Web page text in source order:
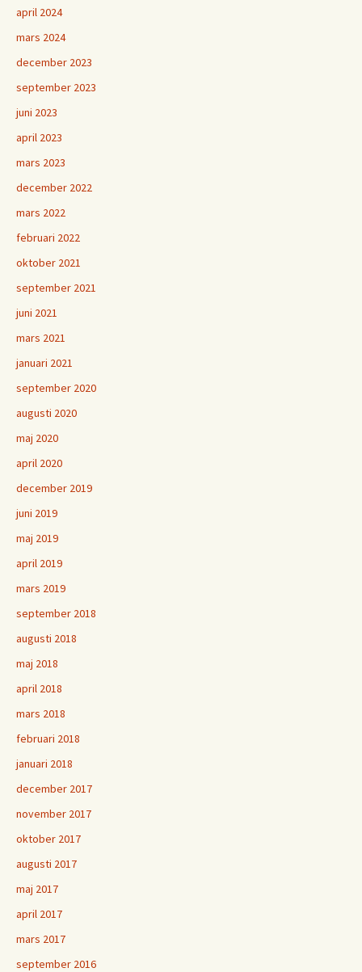
april 2024
mars 2024
december 2023
september 2023
juni 2023
april 2023
mars 2023
december 2022
mars 2022
februari 2022
oktober 2021
september 2021
juni 2021
mars 2021
januari 2021
september 2020
augusti 2020
maj 2020
april 2020
december 2019
juni 2019
maj 2019
april 2019
mars 2019
september 2018
augusti 2018
maj 2018
april 2018
mars 2018
februari 2018
januari 2018
december 2017
november 2017
oktober 2017
augusti 2017
maj 2017
april 2017
mars 2017
september 2016